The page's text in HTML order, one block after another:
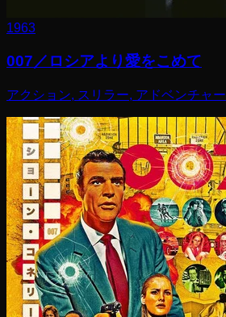
1963
007／ロシアより愛をこめて
アクション, スリラー, アドベンチャー